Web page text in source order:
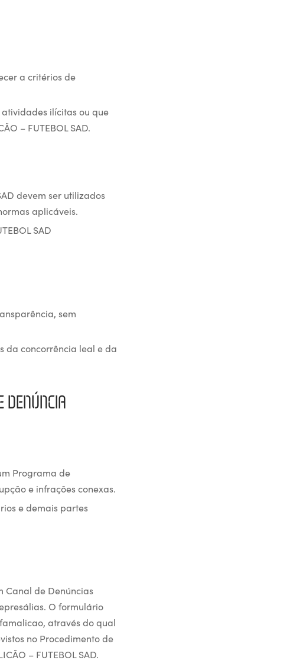
a critérios de
ilícitas ou que
– FUTEBOL SAD.
devem ser utilizados
aplicáveis.
SAD
sem
da concorrência leal e da
DENÚNCIA
Programa de
e infrações conexas.
e demais partes
Canal de Denúncias
O formulário
através do qual
no Procedimento de
– FUTEBOL SAD.